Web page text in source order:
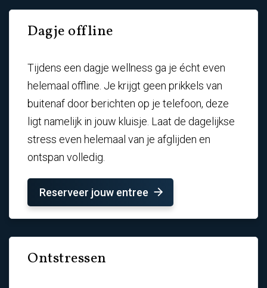
Dagje offline
Tijdens een dagje wellness ga je écht even
helemaal offline. Je krijgt geen prikkels van
buitenaf door berichten op je telefoon, deze
ligt namelijk in jouw kluisje. Laat de dagelijkse
stress even helemaal van je afglijden en
ontspan volledig.
Reserveer jouw entree
Ontstressen